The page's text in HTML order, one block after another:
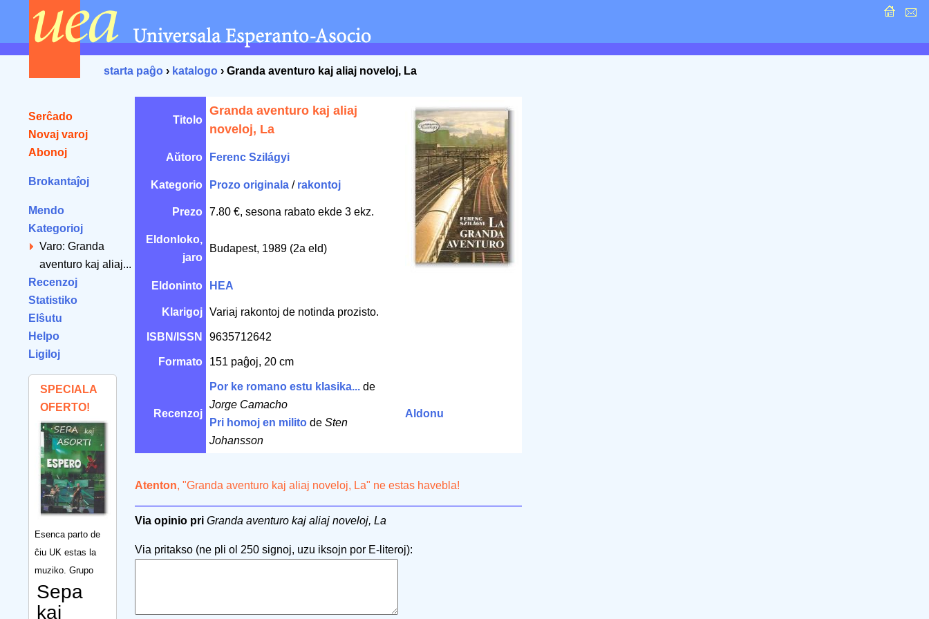
starta paĝo › katalogo › Granda aventuro kaj aliaj noveloj, La
Serĉado
Novaj varoj
Abonoj
Brokantaĵoj
Mendo
Kategorioj
Varo: Granda
aventuro kaj aliaj...
Recenzoj
Statistiko
Elŝutu
Helpo
Ligiloj
SPECIALA
OFERTO!
Esenca parto de
ĉiu UK estas la
muziko. Grupo
Sepa
kaj
Titolo
Granda aventuro kaj aliaj
noveloj, La
Aŭtoro Ferenc Szilágyi
Kategorio Prozo originala / rakontoj
Prezo 7.80 €, sesona rabato ekde 3 ekz.
Eldonloko,
jaro
Budapest, 1989 (2a eld)
Eldoninto HEA
Klarigoj Variaj rakontoj de notinda prozisto.
ISBN/ISSN 9635712642
Formato 151 paĝoj, 20 cm
Recenzoj
Por ke romano estu klasika... de
Jorge Camacho
Pri homoj en milito de Sten
Johansson
Aldonu
Atenton, "Granda aventuro kaj aliaj noveloj, La" ne estas havebla!
Via opinio pri Granda aventuro kaj aliaj noveloj, La
Via pritakso (ne pli ol 250 signoj, uzu iksojn por E-literoj):